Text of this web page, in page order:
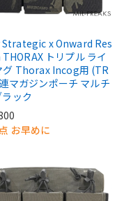
Strategic x Onward Res
トリプル ライ
グ Thorax Incog用 (TR
マガジンポーチ マルチ
ック
お早めに